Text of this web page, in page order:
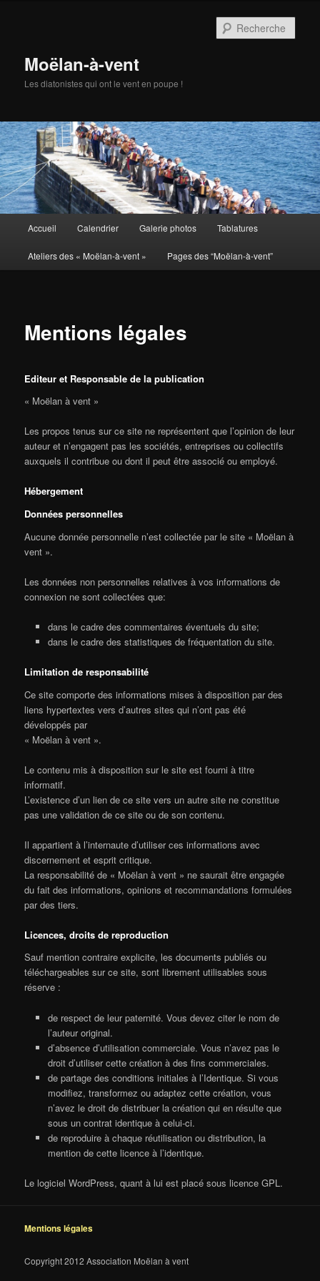
Moëlan-à-vent
Les diatonistes qui ont le vent en poupe !
principal
Accueil Calendrier Galerie photos Tablatures
Ateliers des « Moëlan-à-vent » Pages des “Moëlan-à-vent”
Mentions légales
Editeur et Responsable de la publication
« Moëlan à vent »
Les propos tenus sur ce site ne représentent que l’opinion de leur
auteur et n’engagent pas les sociétés, entreprises ou collectifs
auxquels il contribue ou dont il peut être associé ou employé.
Hébergement
Données personnelles
Aucune donnée personnelle n’est collectée par le site « Moëlan à
vent ».
Les données non personnelles relatives à vos informations de
connexion ne sont collectées que:
dans le cadre des commentaires éventuels du site;
dans le cadre des statistiques de fréquentation du site.
Limitation de responsabilité
Ce site comporte des informations mises à disposition par des
liens hypertextes vers d’autres sites qui n’ont pas été
développés par
« Moëlan à vent ».
Le contenu mis à disposition sur le site est fourni à titre
informatif.
L’existence d’un lien de ce site vers un autre site ne constitue
pas une validation de ce site ou de son contenu.
Il appartient à l’internaute d’utiliser ces informations avec
discernement et esprit critique.
La responsabilité de « Moëlan à vent » ne saurait être engagée
du fait des informations, opinions et recommandations formulées
par des tiers.
Licences, droits de reproduction
Sauf mention contraire explicite, les documents publiés ou
téléchargeables sur ce site, sont librement utilisables sous
réserve :
de respect de leur paternité. Vous devez citer le nom de
l’auteur original.
d’absence d’utilisation commerciale. Vous n’avez pas le
droit d’utiliser cette création à des fins commerciales.
de partage des conditions initiales à l’Identique. Si vous
modifiez, transformez ou adaptez cette création, vous
n’avez le droit de distribuer la création qui en résulte que
sous un contrat identique à celui-ci.
de reproduire à chaque réutilisation ou distribution, la
mention de cette licence à l’identique.
Le logiciel WordPress, quant à lui est placé sous licence GPL.
Mentions légales
Copyright 2012 Association Moëlan à vent